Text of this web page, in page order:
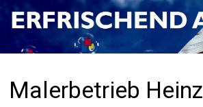
Zum
Inhalt
Malerbetrieb Heinz